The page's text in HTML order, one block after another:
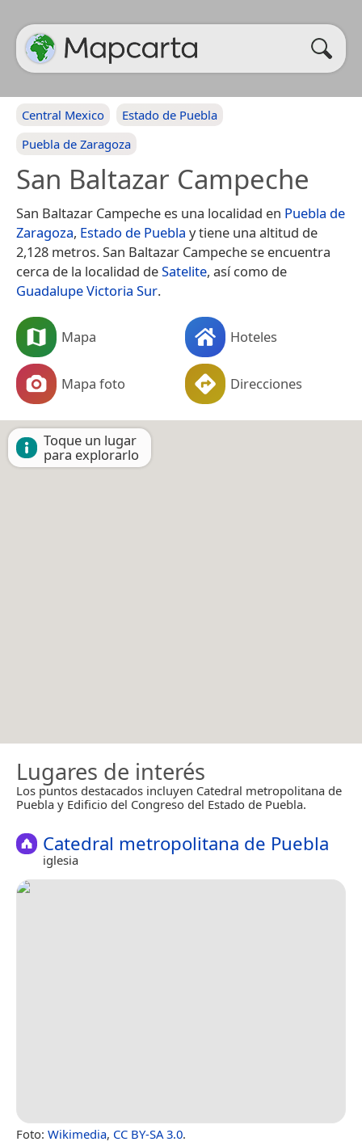
Central Mexico
Estado de Puebla
Puebla de Zaragoza
San Baltazar Campeche
San Baltazar Campeche es una localidad en Puebla de
Zaragoza, Estado de Puebla y tiene una altitud de
2,128 metros. San Baltazar Campeche se encuentra
cerca de la localidad deSatelite, así como de
Guadalupe Victoria Sur.
Mapa Hoteles
Mapa foto Direcciones
Toque un lugar
para explorarlo
Lugares de interés
Los puntos destacados incluyen Catedral metropolitana de
Puebla y Edificio del Congreso del Estado de Puebla.
Catedral metropolitana de Puebla
iglesia
Foto: Wikimedia, CC BY-SA 3.0.